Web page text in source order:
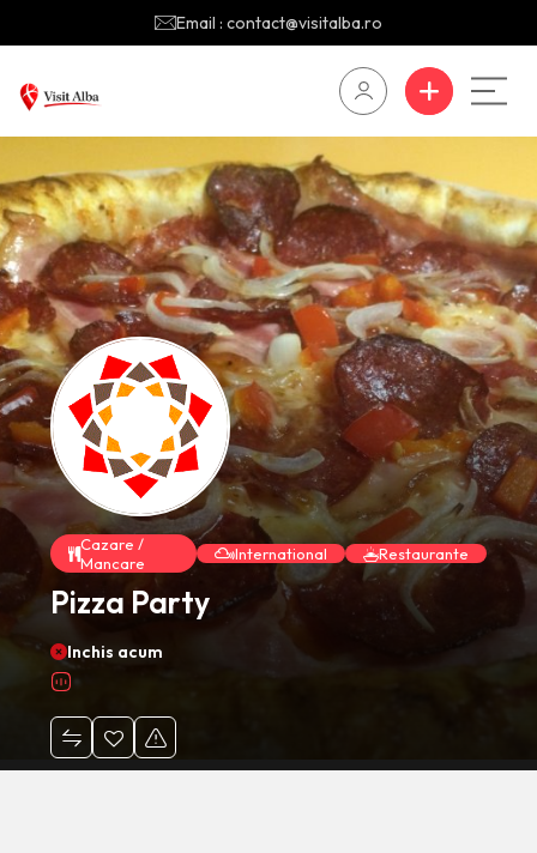
Email : contact@visitalba.ro
Cazare /
Mancare
International Restaurante
Pizza Party
Inchis acum